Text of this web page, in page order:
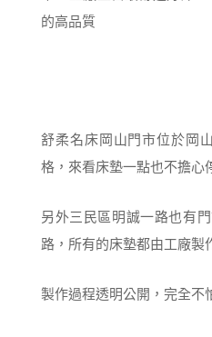
舒柔名床岡山門市位於岡
格，來看床墊一點也不擔心
另外三民區明誠一路也有
路，所有的床墊都由工廠製
製作過程透明公開，完全不